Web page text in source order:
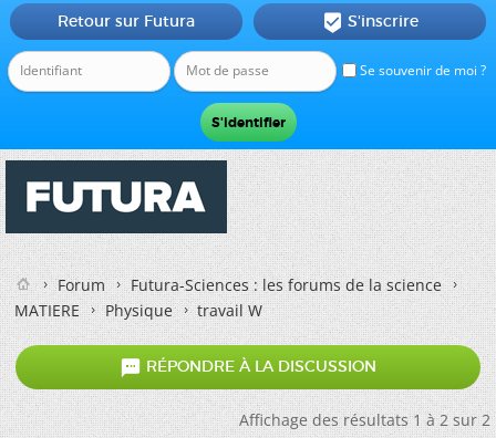
Se souvenir de moi ?
Retour sur Futura  S'inscrire
Forum
Futura-Sciences : les forums de la science
MATIERE
Physique travail W
 RÉPONDRE À LA DISCUSSION
Affichage des résultats 1 à 2 sur 2